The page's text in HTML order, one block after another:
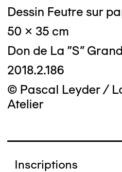
Dessin Feutre sur
50 x 35 cm
Don de La "S"
2018.2.186
© Pascal Leyder /
Atelier
Inscriptions